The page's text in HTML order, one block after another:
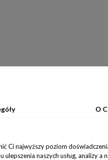
O
Ci najwyższy poziom
naszych usług, analizy a